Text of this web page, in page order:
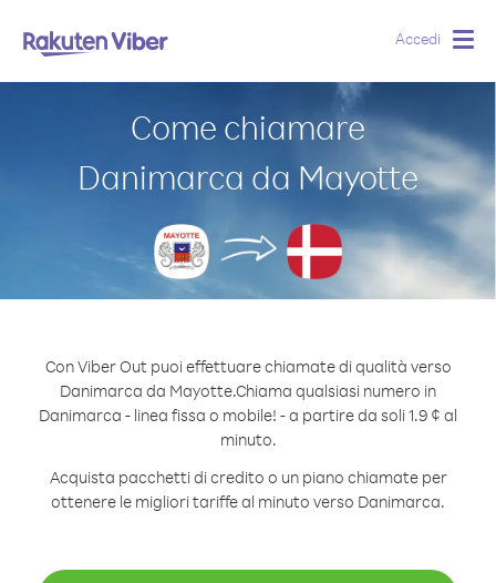
Accedi
Come chiamare
Danimarca da Mayotte
Con Viber Out puoi effettuare chiamate di qualità verso
Danimarca da Mayotte.Chiama qualsiasi numero in
Danimarca - linea fissa o mobile! - a partire da soli 1.9 ¢ al
minuto.
Acquista pacchetti di credito o un piano chiamate per
ottenere le migliori tariffe al minuto verso Danimarca.